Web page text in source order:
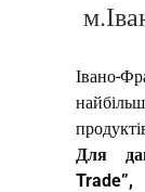
Івано-
Для
Trade”,